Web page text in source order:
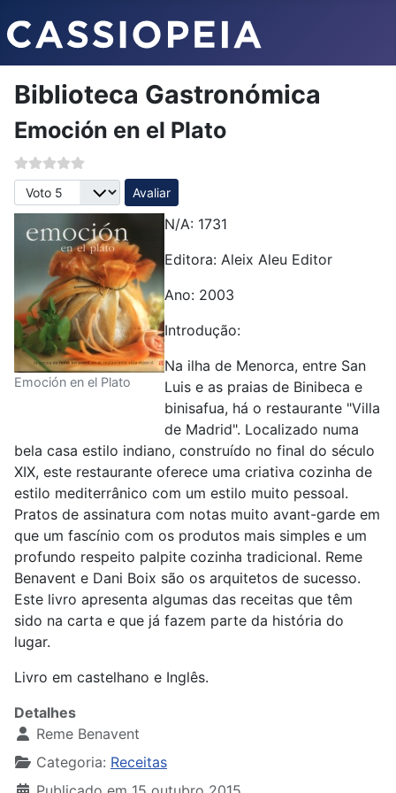
Biblioteca Gastronómica
Emoción en el Plato
Avalie, por favor
Emoción en el Plato
N/A: 1731
Editora: Aleix Aleu Editor
Ano: 2003
Introdução:
Na ilha de Menorca, entre San
Luis e as praias de Binibeca e
binisafua, há o restaurante "Villa
de Madrid". Localizado numa
bela casa estilo indiano, construído no final do século
XIX, este restaurante oferece uma criativa cozinha de
estilo mediterrânico com um estilo muito pessoal.
Pratos de assinatura com notas muito avant-garde em
que um fascínio com os produtos mais simples e um
profundo respeito palpite cozinha tradicional. Reme
Benavent e Dani Boix são os arquitetos de sucesso.
Este livro apresenta algumas das receitas que têm
sido na carta e que já fazem parte da história do
lugar.
Livro em castelhano e Inglês.
Detalhes
Reme Benavent
Categoria: Receitas